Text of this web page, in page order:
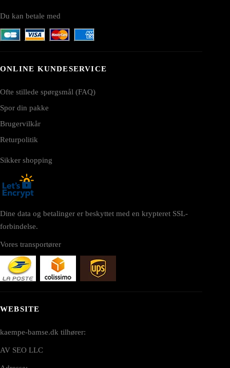
Du kan betale med
ONLINE KUNDESERVICE
Ofte stillede spørgsmål (FAQ)
Spor din pakke
Brugervilkår
Returpolitik
Sikker shopping
Dine data og betalinger er beskyttet med en krypteret SSL-
forbindelse.
Vores transportører
WEBSITE
kaempe-bamse.dk tilhører:
AV SEO LLC